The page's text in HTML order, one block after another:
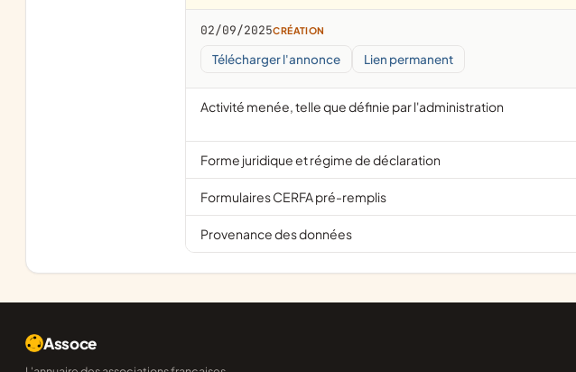
02/09/2025CRÉATION
Télécharger l'annonce Lien permanent
Activité menée, telle que définie par l'administration
Forme juridique et régime de déclaration
Formulaires CERFA pré-remplis
Provenance des données
Assoce